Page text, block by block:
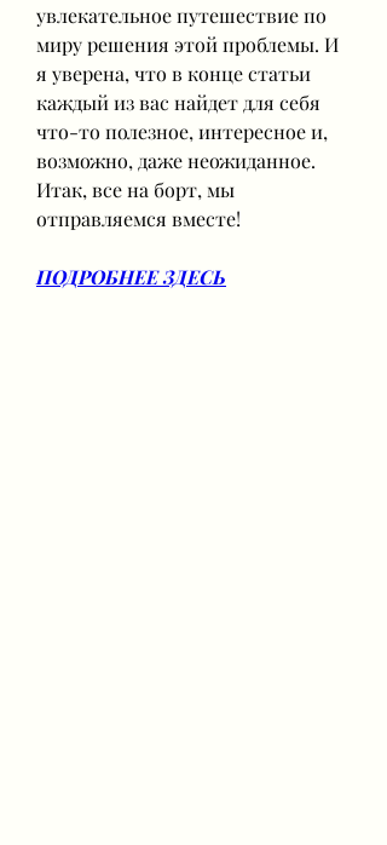
увлекательное путешествие по
миру решения этой проблемы. И
я уверена, что в конце статьи
каждый из вас найдет для себя
что-то полезное, интересное и,
возможно, даже неожиданное.
Итак, все на борт, мы
отправляемся вместе!
ПОДРОБНЕЕ ЗДЕСЬ